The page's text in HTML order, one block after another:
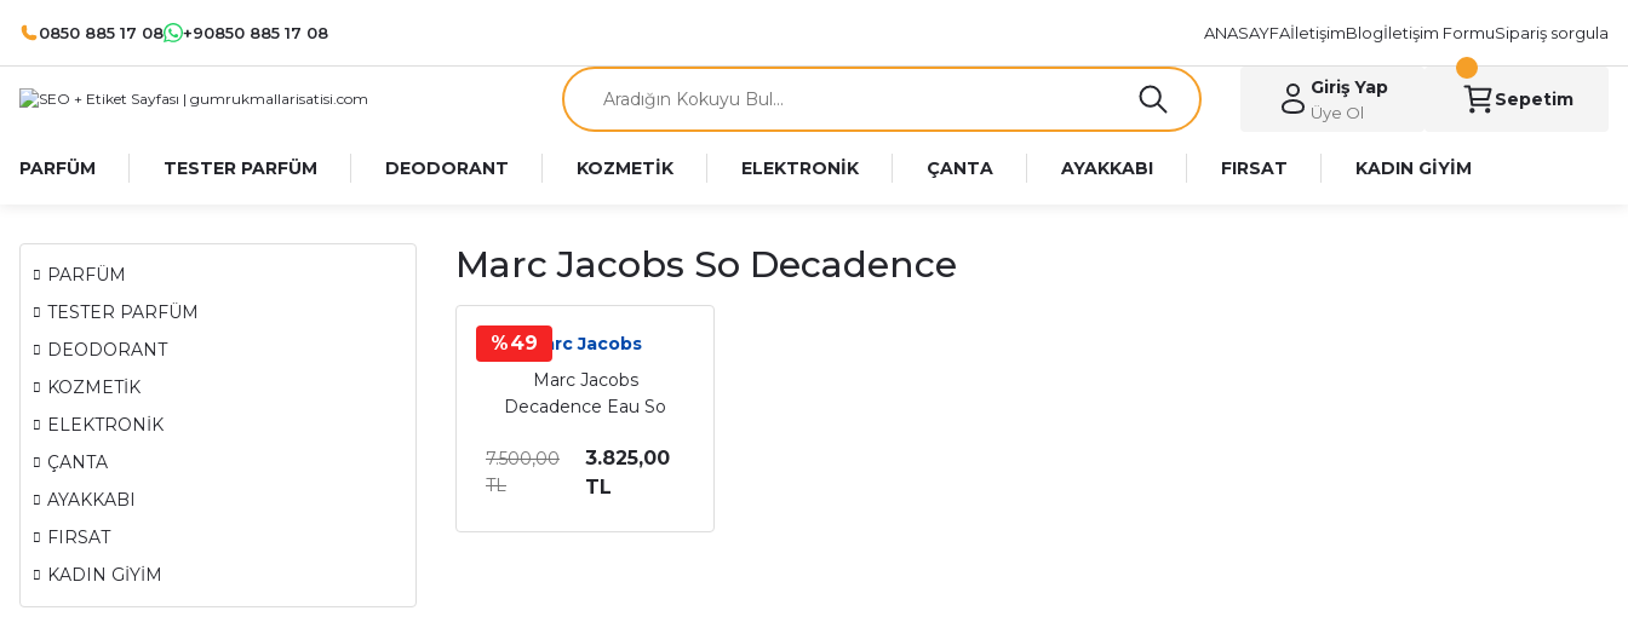
0850 885 17 08 +90850 885 17 08 ANASAYFAİletişimBlogİletişim FormuSipariş sorgula
Giriş Yap
Üye Ol
Sepetim
PARFÜM TESTER PARFÜM DEODORANT KOZMETİK ELEKTRONİK ÇANTA AYAKKABI FIRSAT KADIN GİYİM
PARFÜM
TESTER PARFÜM
DEODORANT
KOZMETİK
ELEKTRONİK
ÇANTA
AYAKKABI
FIRSAT
KADIN GİYİM
Marc Jacobs So Decadence
%49Marc Jacobs
Marc Jacobs
Decadence Eau So
Parfüm 100 Ml
7.500,00
TL
3.825,00
TL